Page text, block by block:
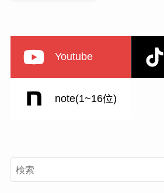
Youtube
note(1~16位)